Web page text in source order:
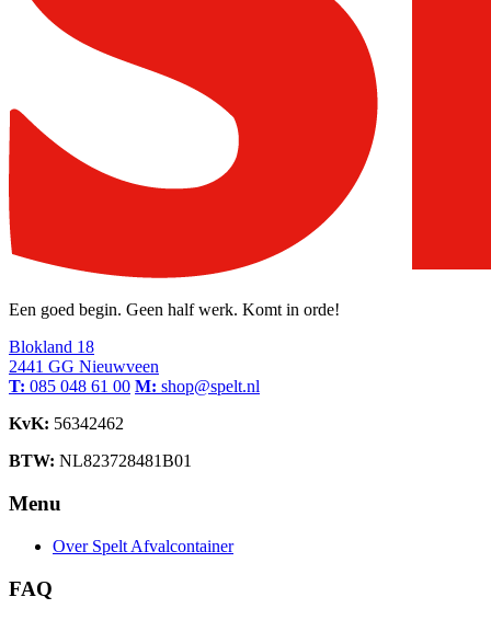
Een goed begin. Geen half werk. Komt in orde!
Blokland 18
2441 GG Nieuwveen
T: 085 048 61 00 M: shop@spelt.nl
KvK: 56342462
BTW: NL823728481B01
Menu
Over Spelt Afvalcontainer
FAQ